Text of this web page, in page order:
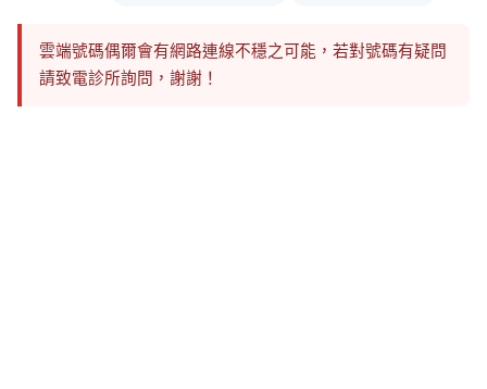
雲端號碼偶爾會有網路連線不穩之可能，若對號碼有疑問
請致電診所詢問，謝謝！